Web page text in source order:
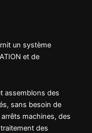
un système
et de
assemblons des
sans besoin de
machines, des
des